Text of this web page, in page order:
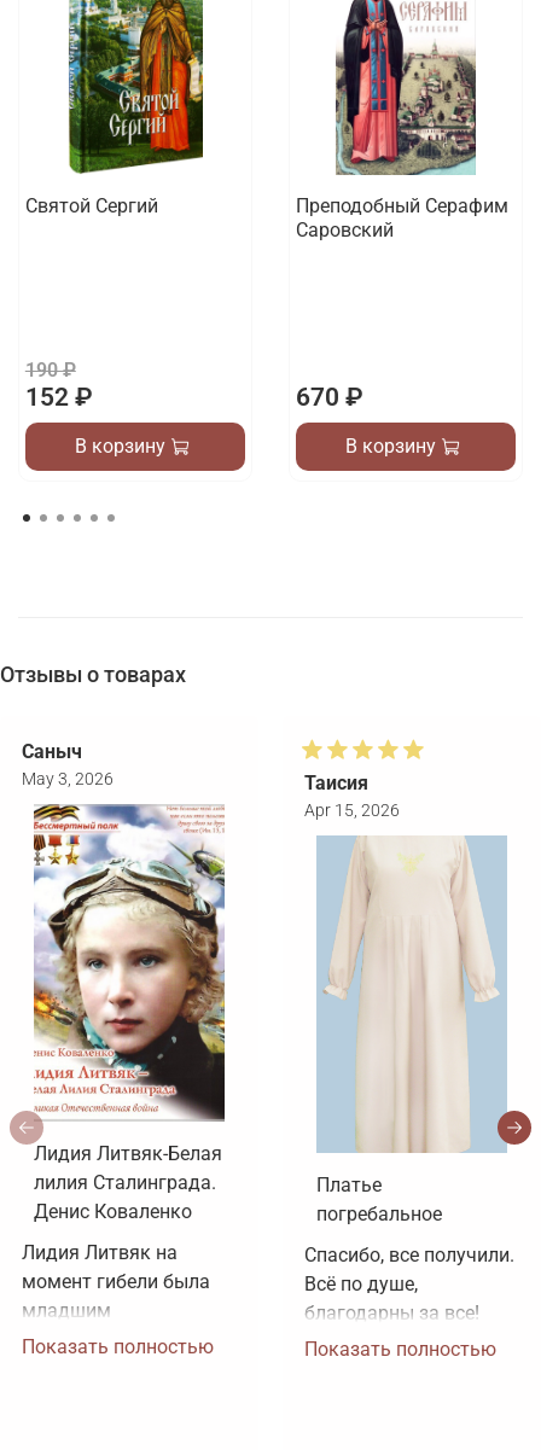
Святой Сергий
190 ₽
152 ₽
В корзину
Преподобный Серафим
Саровский
670 ₽
В корзину
Отзывы о товарах
Саныч
May 3, 2026
Лидия Литвяк-Белая
лилия Сталинграда.
Денис Коваленко
Лидия Литвяк на
момент гибели была
младшим
лейтенантом.
Показать полностью
Таисия
Apr 15, 2026
Платье
погребальное
Спасибо, все получили.
Всё по душе,
благодарны за все!
Показать полностью